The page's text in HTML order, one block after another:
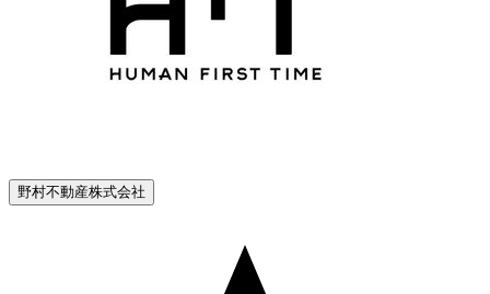
野村不動産株式会社